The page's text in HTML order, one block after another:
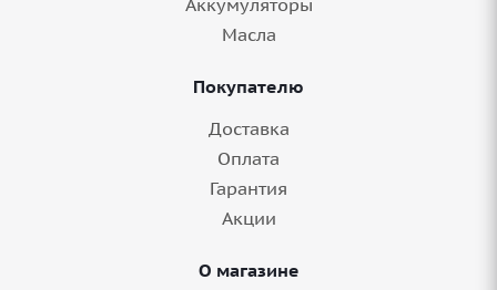
Аккумуляторы
Масла
Покупателю
Доставка
Оплата
Гарантия
Акции
О магазине